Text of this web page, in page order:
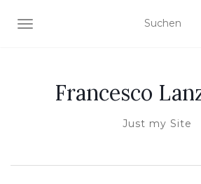
NAVIGATION UMSCHALTEN
Francesco
Just my Site